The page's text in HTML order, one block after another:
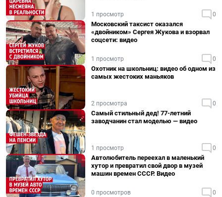
1 просмотр 0
Московский таксист оказался
«двойником» Сергея Жукова и взорвал
соцсети: видео
1 просмотр 0
Охотник на школьниц: видео об одном из
самых жестоких маньяков
2 просмотра 0
Самый стильный дед! 77-летний
заводчанин стал моделью — видео
1 просмотр 0
Автолюбитель переехал в маленький
хутор и превратил свой двор в музей
машин времен СССР. Видео
0 просмотров 0